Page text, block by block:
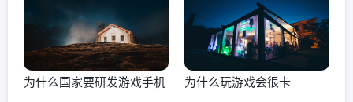
为什么国家要研发游戏手机 为什么玩游戏会很卡